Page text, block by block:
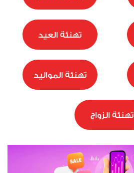
تهنئة العيد
تهنئة المواليد
تهنئة الزواج